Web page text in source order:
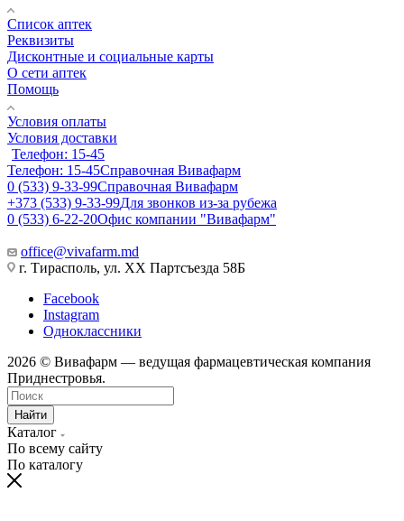
Список аптек
Реквизиты
Дисконтные и социальные карты
О сети аптек
Помощь
Условия оплаты
Условия доставки
Телефон: 15-45
Телефон: 15-45Справочная Вивафарм
0 (533) 9-33-99Справочная Вивафарм
+373 (533) 9-33-99Для звонков из-за рубежа
0 (533) 6-22-20Офис компании "Вивафарм"
office@vivafarm.md
г. Тирасполь, ул. ХХ Партсъезда 58Б
Facebook
Instagram
Одноклассники
2026 © Вивафарм — ведущая фармацевтическая компания
Приднестровья.
Найти
Каталог
По всему сайту
По каталогу